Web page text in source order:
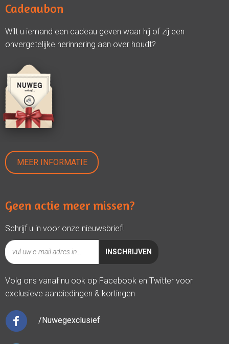
Cadeaubon
Wilt u iemand een cadeau geven waar hij of zij een
onvergetelijke herinnering aan over houdt?
MEER INFORMATIE
Geen actie meer missen?
Schrijf u in voor onze nieuwsbrief!
Volg ons vanaf nu ook op Facebook en Twitter voor
exclusieve aanbiedingen & kortingen
/Nuwegexclusief